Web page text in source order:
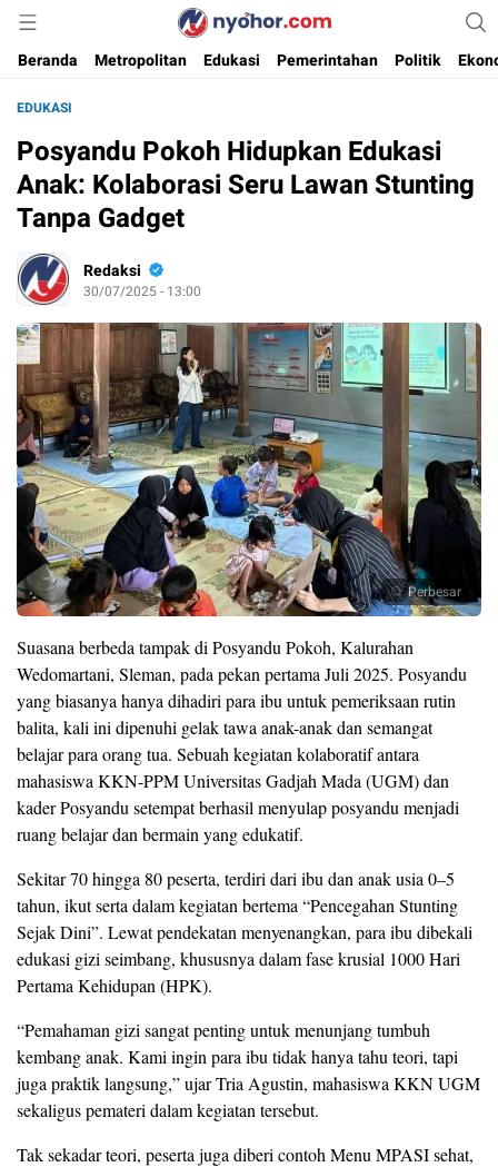
Nyohor.com
Media Informasi Ternyohor
Beranda
Metropolitan Edukasi Pemerintahan Politik
EDUKASI
Posyandu Pokoh Hidupkan Edukasi
Anak: Kolaborasi Seru Lawan Stunting
Tanpa Gadget
Redaksi
30/07/2025 - 13:00
Perbesar
Suasana berbeda tampak di Posyandu Pokoh, Kalurahan
Wedomartani, Sleman, pada pekan pertama Juli 2025. Posyandu
yang biasanya hanya dihadiri para ibu untuk pemeriksaan rutin
balita, kali ini dipenuhi gelak tawa anak-anak dan semangat
belajar para orang tua. Sebuah kegiatan kolaboratif antara
mahasiswa KKN-PPM Universitas Gadjah Mada (UGM) dan
kader Posyandu setempat berhasil menyulap posyandu menjadi
ruang belajar dan bermain yang edukatif.
Sekitar 70 hingga 80 peserta, terdiri dari ibu dan anak usia 0–5
tahun, ikut serta dalam kegiatan bertema “Pencegahan Stunting
Sejak Dini”. Lewat pendekatan menyenangkan, para ibu dibekali
edukasi gizi seimbang, khususnya dalam fase krusial 1000 Hari
Pertama Kehidupan (HPK).
“Pemahaman gizi sangat penting untuk menunjang tumbuh
kembang anak. Kami ingin para ibu tidak hanya tahu teori, tapi
juga praktik langsung,” ujar Tria Agustin, mahasiswa KKN UGM
sekaligus pemateri dalam kegiatan tersebut.
Tak sekadar teori, peserta juga diberi contoh Menu MPASI sehat,